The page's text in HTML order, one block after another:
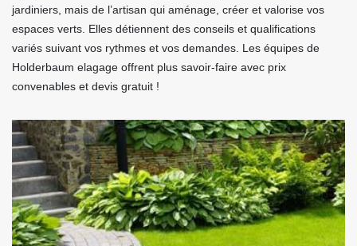
jardiniers, mais de l’artisan qui aménage, créer et valorise vos
espaces verts. Elles détiennent des conseils et qualifications
variés suivant vos rythmes et vos demandes. Les équipes de
Holderbaum elagage offrent plus savoir-faire avec prix
convenables et devis gratuit !